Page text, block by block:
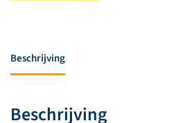
Beschrijving
Beschrijving